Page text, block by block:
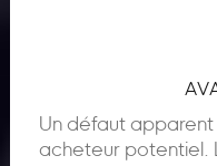
Un défaut
acheteur potentiel.